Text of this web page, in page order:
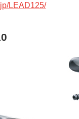
LEAD125/